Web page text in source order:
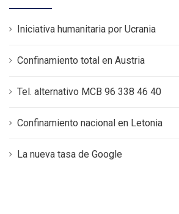
Iniciativa humanitaria por Ucrania
Confinamiento total en Austria
Tel. alternativo MCB 96 338 46 40
Confinamiento nacional en Letonia
La nueva tasa de Google